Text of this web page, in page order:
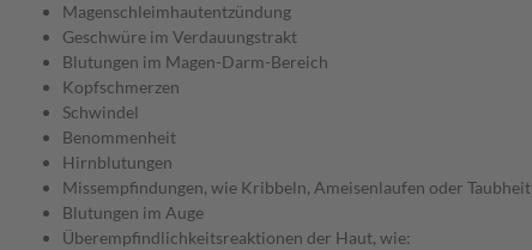
Magenschleimhautentzündung
Geschwüre im Verdauungstrakt
Blutungen im Magen-Darm-Bereich
Kopfschmerzen
Schwindel
Benommenheit
Hirnblutungen
Missempfindungen, wie Kribbeln, Ameisenlaufen oder Taubheit
Blutungen im Auge
Überempfindlichkeitsreaktionen der Haut, wie: